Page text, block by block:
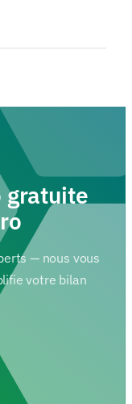
gratuite
— nous vous
votre bilan